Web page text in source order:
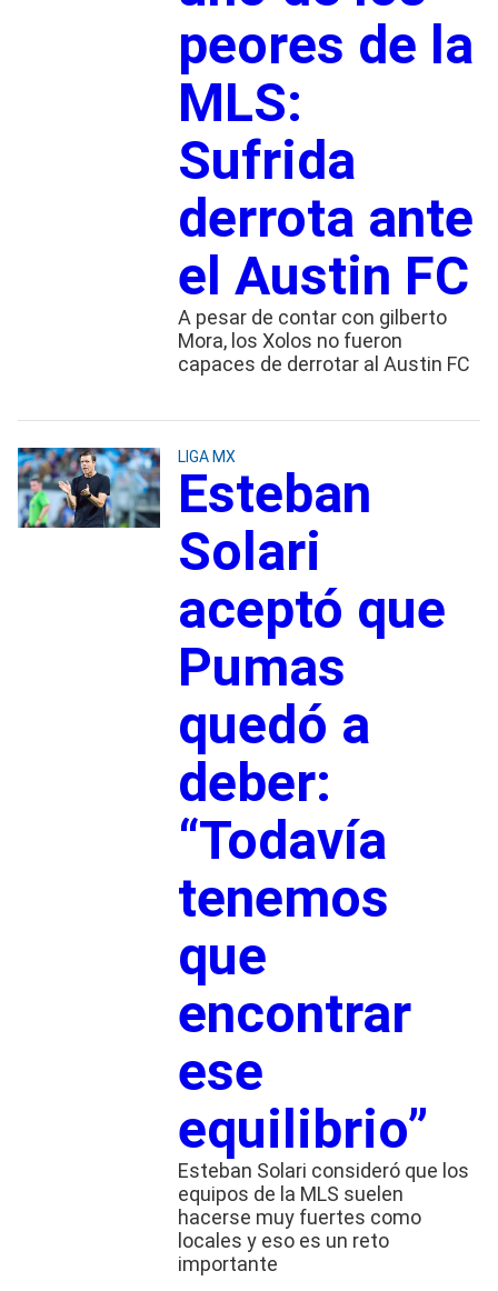
peores de la
MLS:
Sufrida
derrota ante
el Austin FC
A pesar de contar con gilberto
Mora, los Xolos no fueron
capaces de derrotar al Austin FC
LIGA MX
Esteban
Solari
aceptó que
Pumas
quedó a
deber:
“Todavía
tenemos
que
encontrar
ese
equilibrio”
Esteban Solari consideró que los
equipos de la MLS suelen
hacerse muy fuertes como
locales y eso es un reto
importante